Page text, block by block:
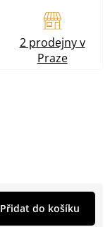
Přidat do košíku
2 prodejny v
Praze